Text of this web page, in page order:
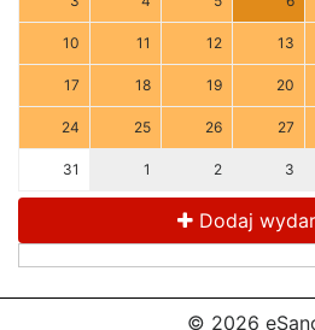
10 11 12 13
17 18 19 20
24 25 26 27
31 1 2 3
Dodaj
© 2026